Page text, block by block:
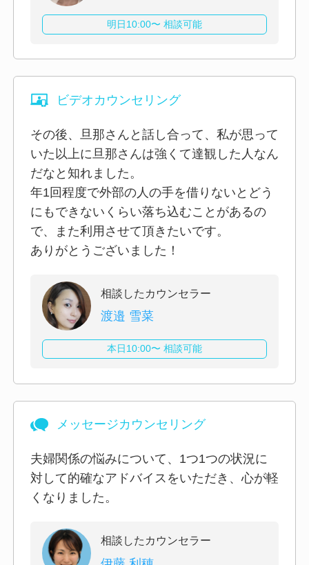
明日10:00〜 相談可能
ビデオカウンセリング
その後、旦那さんと話し合って、私が思って
いた以上に旦那さんは強くて達観した人なん
だなと知れました。
年1回程度で外部の人の手を借りないとどう
にもできないくらい落ち込むことがあるの
で、また利用させて頂きたいです。
ありがとうございました！
相談したカウンセラー
渡邉 雪菜
本日10:00〜 相談可能
メッセージカウンセリング
夫婦関係の悩みについて、1つ1つの状況に
対して的確なアドバイスをいただき、心が軽
くなりました。
相談したカウンセラー